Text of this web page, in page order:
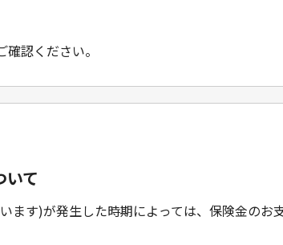
認ください。
いて
ます)が発生した時期によっては、保険金のお